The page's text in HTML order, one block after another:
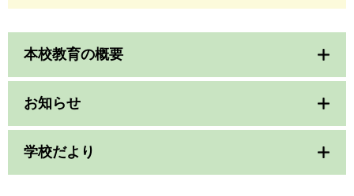
本校教育の概要
お知らせ
学校だより